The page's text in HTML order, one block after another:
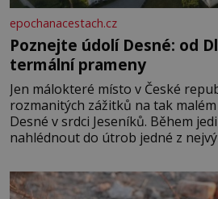
epochanacestach.cz
Poznejte údolí Desné: od
termální prameny
Jen málokteré místo v České
rozmanitých zážitků na tak
Desné v srdci Jeseníků. Během
nahlédnout do útrob jedné z
se na koloběžce a den zakončit
Velkých Losinách nebo v